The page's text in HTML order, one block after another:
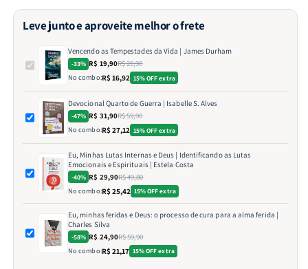
Leve junto e aproveite melhor o frete
Vencendo as Tempestades da Vida | James Durham
-33% R$ 19,90R$ 29,90
No combo:R$ 16,92 15% OFF extra
Devocional Quarto de Guerra | Isabelle S. Alves
-47% R$ 31,90R$ 59,90
No combo:R$ 27,12 15% OFF extra
Eu, Minhas Lutas Internas e Deus | Identificando as Lutas
Emocionais e Espirituais | Estela Costa
-40% R$ 29,90R$ 49,80
No combo:R$ 25,42 15% OFF extra
Eu, minhas feridas e Deus: o processo de cura para a alma ferida |
Charles Silva
-58% R$ 24,90R$ 59,90
No combo:R$ 21,17 15% OFF extra